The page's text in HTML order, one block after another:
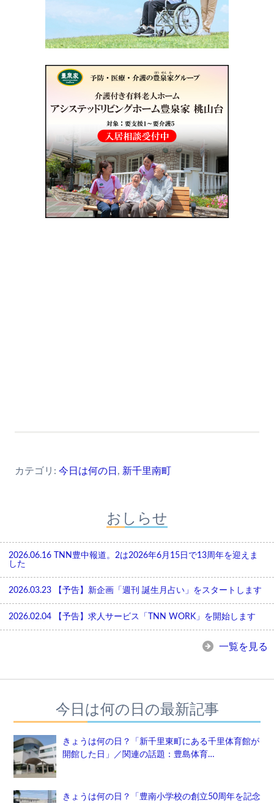
カテゴリ: 今日は何の日 , 新千里南町
おしらせ
2026.06.16
TNN豊中報道。2は2026年6月15日で13周年を迎えま
した
2026.03.23 【予告】新企画「週刊 誕生月占い」をスタートします
2026.02.04 【予告】求人サービス「TNN WORK」を開始します
一覧を見る
今日は何の日の最新記事
きょうは何の日？「新千里東町にある千里体育館が
開館した日」／関連の話題：豊島体育…
きょうは何の日？「豊南小学校の創立50周年を記念